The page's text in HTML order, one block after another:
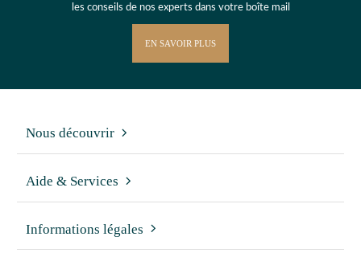
les conseils de nos experts dans votre boîte mail
EN SAVOIR PLUS
Nous découvrir
Aide & Services
Informations légales